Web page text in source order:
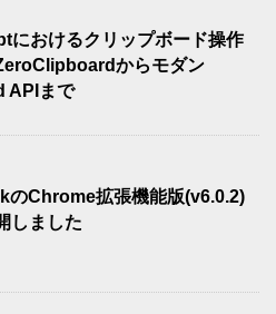
におけるクリップボード操作
からモダン
APIまで
のChrome拡張機能版(v6.0.2)
しました